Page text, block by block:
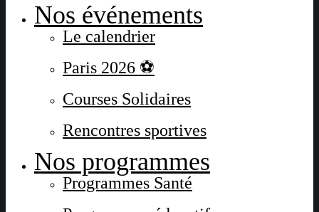
Nos événements
Le calendrier
Paris 2026 ⚽
Courses Solidaires
Rencontres sportives
Nos programmes
Programmes Santé